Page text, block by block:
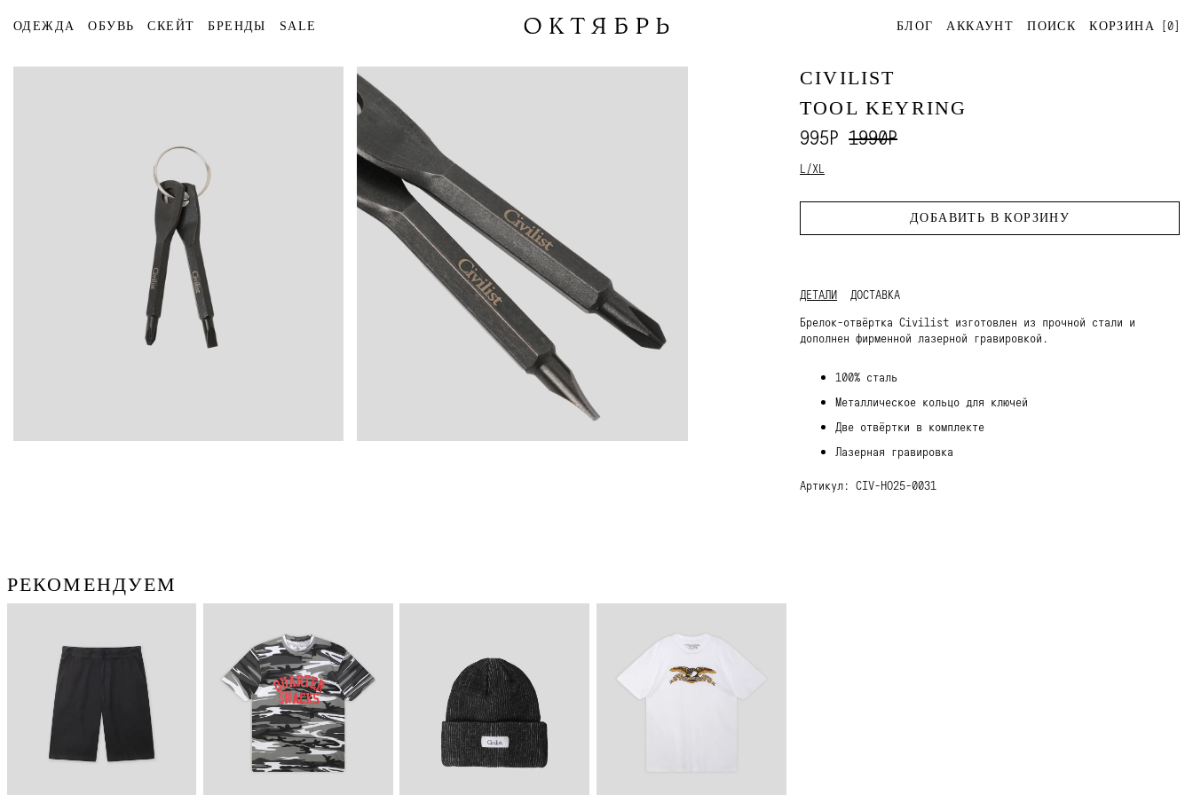
ОДЕЖДА ОБУВЬ СКЕЙТ БРЕНДЫ SALE БЛОГ АККАУНТ ПОИСК КОРЗИНА [0]
CIVILIST
TOOL KEYRING
995Р 1990Р
L/XL
ДОБАВИТЬ В КОРЗИНУ
ДЕТАЛИ
ДОСТАВКА
Брелок-отвёртка Civilist изготовлен из прочной стали и
дополнен фирменной лазерной гравировкой.
100% сталь
Металлическое кольцо для ключей
Две отвёртки в комплекте
Лазерная гравировка
Артикул: CIV-HO25-0031
РЕКОМЕНДУЕМ